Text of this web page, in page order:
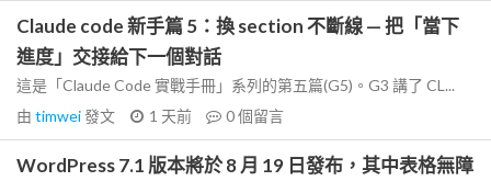
Claude code 新手篇 5：換 section 不斷線 — 把「當下
進度」交接給下一個對話
這是「Claude Code 實戰手冊」系列的第五篇(G5)。G3 講了 CL...
由 timwei發文 1 天前 0個留言
WordPress 7.1 版本將於 8 月 19 日發布，其中表格無障